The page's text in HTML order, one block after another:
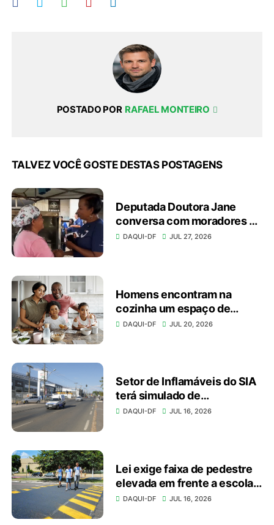
POSTADO POR RAFAEL MONTEIRO
TALVEZ VOCÊ GOSTE DESTAS POSTAGENS
Deputada Doutora Jane
conversa com moradores e
apresenta investimentos
DAQUI-DF JUL 27, 2026
Homens encontram na
cozinha um espaço de
autonomia, bem-estar e
DAQUI-DF JUL 20, 2026
Setor de Inflamáveis do SIA
terá simulado de
emergência no domingo
DAQUI-DF JUL 16, 2026
Lei exige faixa de pedestre
elevada em frente a escolas
e unidades de saúde
DAQUI-DF JUL 16, 2026